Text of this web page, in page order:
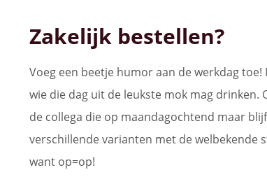
Zakelijk bestellen?
Voeg een beetje humor aan de werkdag
wie die dag uit de leukste mok mag drinken.
de collega die op maandagochtend maar
verschillende varianten met de welbekende
want op=op!